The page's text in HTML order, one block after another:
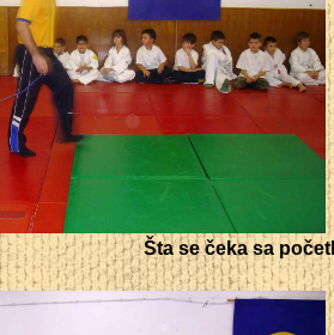
Šta se čeka sa